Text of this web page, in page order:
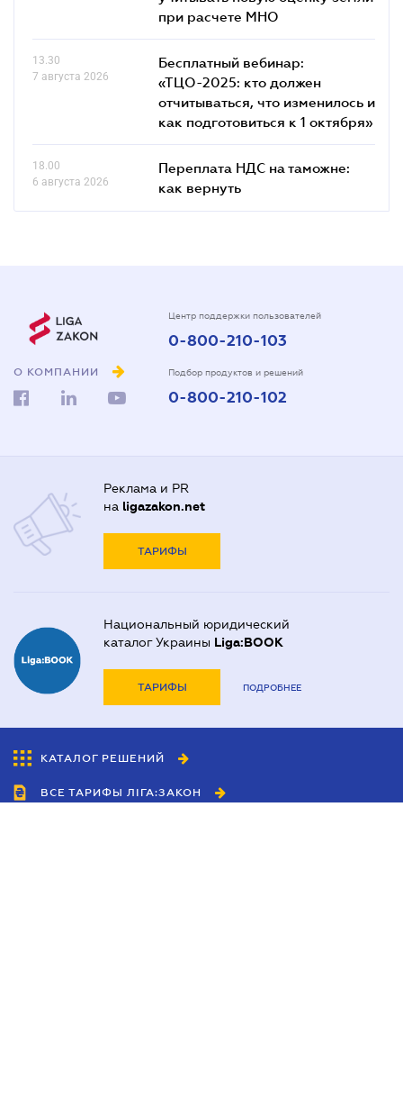
при расчете МНО
13.30
7 августа 2026
Бесплатный вебинар:
«ТЦО-2025: кто должен
отчитываться, что изменилось и
как подготовиться к 1 октября»
18.00
6 августа 2026
Переплата НДС на таможне:
как вернуть
О КОМПАНИИ
Центр поддержки пользователей
0-800-210-103
Подбор продуктов и решений
0-800-210-102
Реклама и PR
на ligazakon.net
ТАРИФЫ
Национальный юридический
каталог Украины Liga:BOOK
ТАРИФЫ ПОДРОБНЕЕ
КАТАЛОГ РЕШЕНИЙ
ВСЕ ТАРИФЫ ЛІГА:ЗАКОН